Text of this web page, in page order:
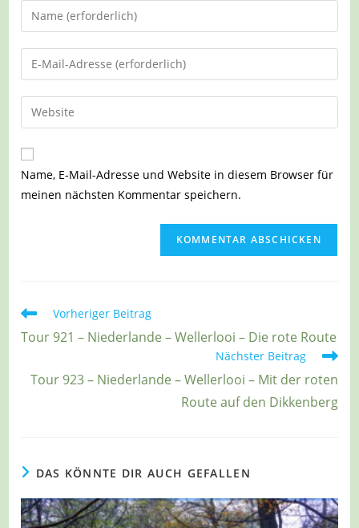
Gib
deinen
Namen
oder
zum
Kommentieren
ein
Gib
deine
E-
Mail-
zum
Kommentieren
ein
Gib
deine
Website-
URL
Name, E-Mail-Adresse und Website in diesem Browser für
meinen nächsten Kommentar speichern.
Weitere
ansehen
Vorheriger Beitrag
Tour 921 – Niederlande – Wellerlooi – Die rote Route
Nächster Beitrag
Tour 923 – Niederlande – Wellerlooi – Mit der roten
Route auf den Dikkenberg
DAS KÖNNTE DIR AUCH GEFALLEN